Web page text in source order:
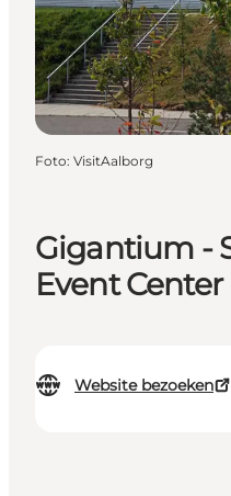
Plan je reis
Gigantium -
Event Center
Website bezoeken
Foto: VisitAalborg